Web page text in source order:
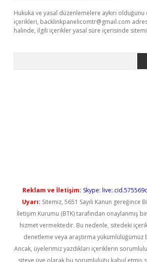
Hukuka ve yasal düzenlemelere aykırı
içerikleri, backlinkpanelicomtr@gmail.com
halinde, ilgili içerikler yasal süre içerisinde
Reklam ve İletişim: Skype:
Uyarı: Sitemiz, 5651 Sayılı Kanun gereğince
İletişim Kurumu (BTK) tarafından onaylanmış
hizmet vermektedir. Bu nedenle, sitedeki
denetleme veya araştırma yükümlülüğümüz
Ancak, üyelerimiz yazdıkları içeriklerin
siteye üye olarak bu sorumluluğu kabul etmiş